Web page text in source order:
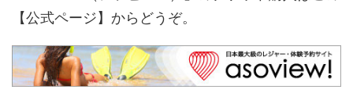
【公式ページ】からどうぞ。